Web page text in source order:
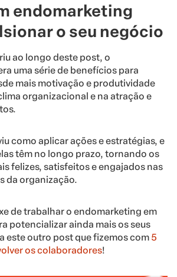
endomarketing
o seu negócio
ao longo deste post, o
uma série de benefícios para
mais motivação e produtividade
organizacional e na atração e
como aplicar ações e estratégias, e
têm no longo prazo, tornando os
felizes, satisfeitos e engajados nas
da organização.
de trabalhar o endomarketing em
potencializar ainda mais os seus
este outro post que fizemos com 5
os colaboradores!